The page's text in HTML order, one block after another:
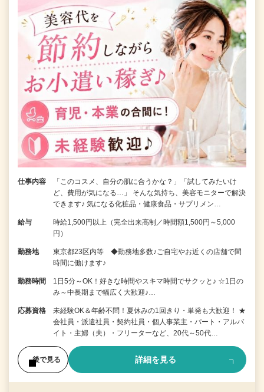
仕事内容
「このコスメ、自分の肌に合うかな？」「試してみたいけ
ど、費用が気になる…」 そんな気持ち、美容モニターで解決
できます♪ 気になる化粧品・健康食品・サプリメン…
給与
時給1,500円以上（完全出来高制／時間額1,500円～5,000
円）
勤務地
東京都23区内等 ◆勤務地多数♪ご自宅やお近くの店舗で間
時間に働けます♪
勤務時間
1日5分～OK！好きな時間やスキマ時間でサクッと♪ ☆1日の
み～中長期まで幅広く大歓迎♪…
応募資格
未経験OK＆年齢不問！夏休みの1回きり・単発も大歓迎！ ★
会社員・派遣社員・契約社員・個人事業主・パート・アルバ
イト・主婦（夫）・フリーターなど、20代～50代…
後で見る 詳細を見る